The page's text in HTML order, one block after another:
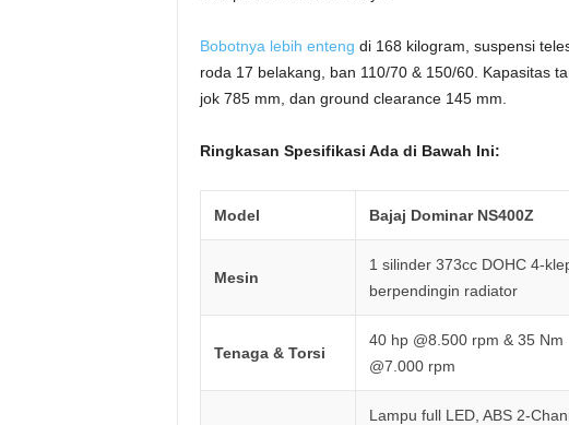
Bobotnya lebih enteng di 168 kilogram, suspensi
roda 17 belakang, ban 110/70 & 150/60. Kapasitas
jok 785 mm, dan ground clearance 145 mm.
Ringkasan Spesifikasi Ada di Bawah Ini:
Model Bajaj Dominar NS400Z
Mesin
1 silinder 373cc DOHC 4-
berpendingin radiator
Tenaga & Torsi
40 hp @8.500 rpm & 35 Nm
@7.000 rpm
Lampu full LED, ABS 2-